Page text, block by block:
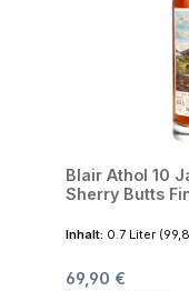
Blair Athol 10
Sherry Butts
Inhalt: 0.7 Liter
Regulärer Preis:
69,90 €